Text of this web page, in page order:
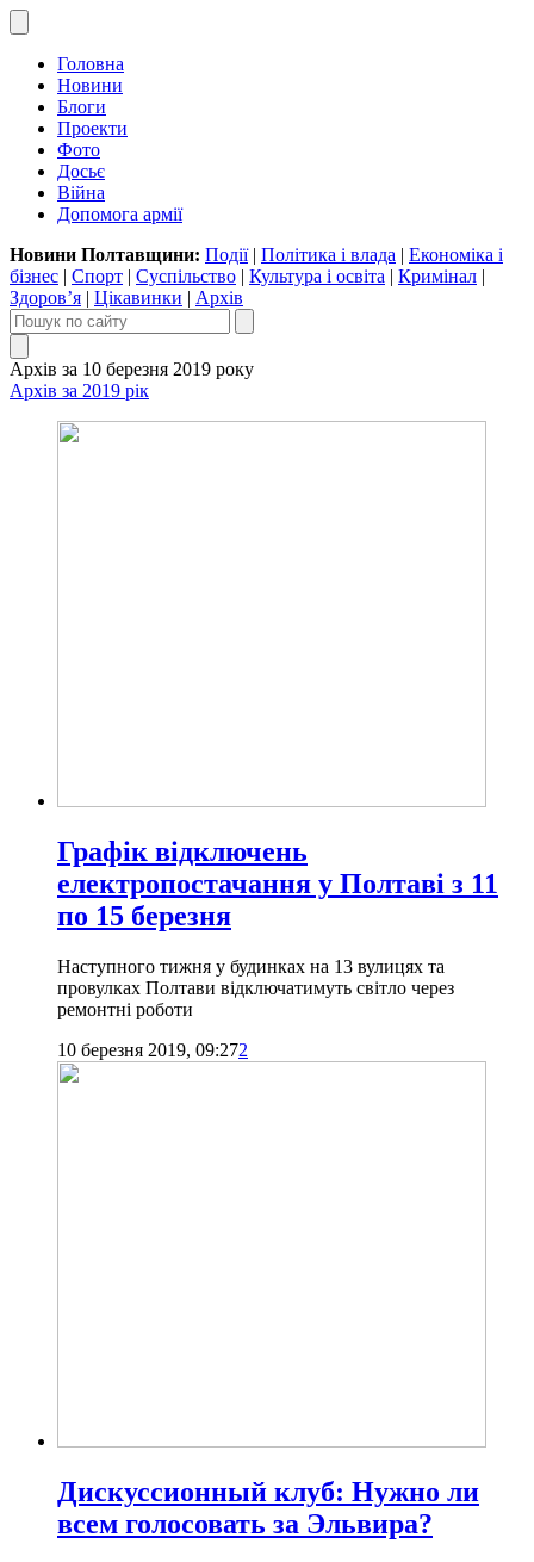
Головна
Новини
Блоги
Проекти
Фото
Досьє
Війна
Допомога армії
Новини Полтавщини: Події| Політика і влада | Економіка і
бізнес | Спорт | Суспільство | Культура і освіта | Кримінал |
Здоров’я | Цікавинки | Архів
Архів за 10 березня 2019 року
Архів за 2019 рік
Графік відключень
електропостачання у Полтаві з 11
по 15 березня
Наступного тижня у будинках на 13 вулицях та
провулках Полтави відключатимуть світло через
ремонтні роботи
10 березня 2019, 09:272
Дискуссионный клуб: Нужно ли
всем голосовать за Эльвира?